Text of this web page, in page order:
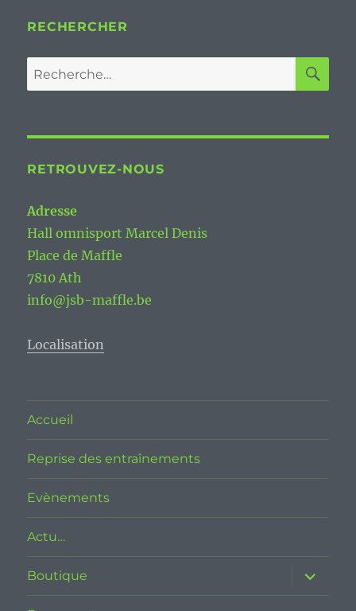
RECHERCHER
RETROUVEZ-NOUS
Adresse
Hall omnisport Marcel Denis
Place de Maffle
7810 Ath
info@jsb-maffle.be
Localisation
Accueil
Reprise des entraînements
Evènements
Actu…
Boutique